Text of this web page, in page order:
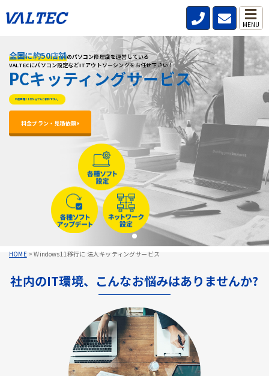
MENU
HOME>Windows11移行に 法人キッティングサービス
全国に約50店舗のパソコン修理店を運営している
VALTECにパソコン設定などITアウトソーシングをお任せ下さい！
PCキッティングサービス
料金明朗！1台からでもご相談下さい。
料金プラン・見積依頼
全国に約50店舗のパソコン修理店を運営している
VALTECにパソコン設定などITアウトソーシングをお任せ下さい！
PCキッティングサービス
料金明朗！1台からでもご相談下さい。
料金プラン・見積依頼
全国に約50店舗のパソコン修理店を運営している
VALTECにパソコン設定などITアウトソーシングをお任せ下さい！
PCキッティングサービス
料金明朗！1台からでもご相談下さい。
料金プラン・見積依頼
社内のIT環境、こんなお悩みはありませんか?